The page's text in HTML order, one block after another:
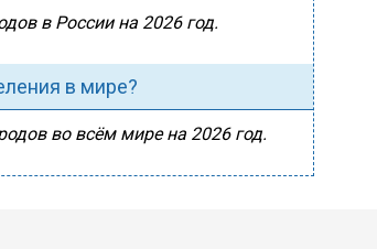
в России на 2026 год.
в мире?
во всём мире на 2026 год.